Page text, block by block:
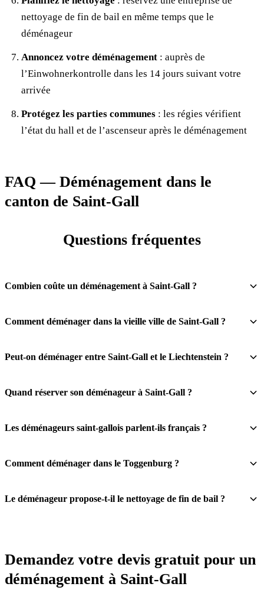
nettoyage de fin de bail en même temps que le
déménageur
Annoncez votre déménagement : auprès de
l’Einwohnerkontrolle dans les 14 jours suivant votre
arrivée
Protégez les parties communes : les régies vérifient
l’état du hall et de l’ascenseur après le déménagement
FAQ — Déménagement dans le
canton de Saint-Gall
Questions fréquentes
Combien coûte un déménagement à Saint-Gall ?
Comment déménager dans la vieille ville de Saint-Gall ?
Peut-on déménager entre Saint-Gall et le Liechtenstein ?
Quand réserver son déménageur à Saint-Gall ?
Les déménageurs saint-gallois parlent-ils français ?
Comment déménager dans le Toggenburg ?
Le déménageur propose-t-il le nettoyage de fin de bail ?
Demandez votre devis gratuit pour un
déménagement à Saint-Gall